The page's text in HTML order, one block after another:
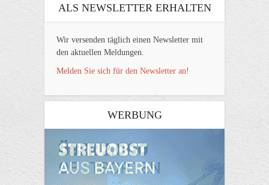
ALS NEWSLETTER ERHALTEN
Wir versenden täglich einen Newsletter mit
den aktuellen Meldungen.
Melden Sie sich für den Newsletter an!
WERBUNG